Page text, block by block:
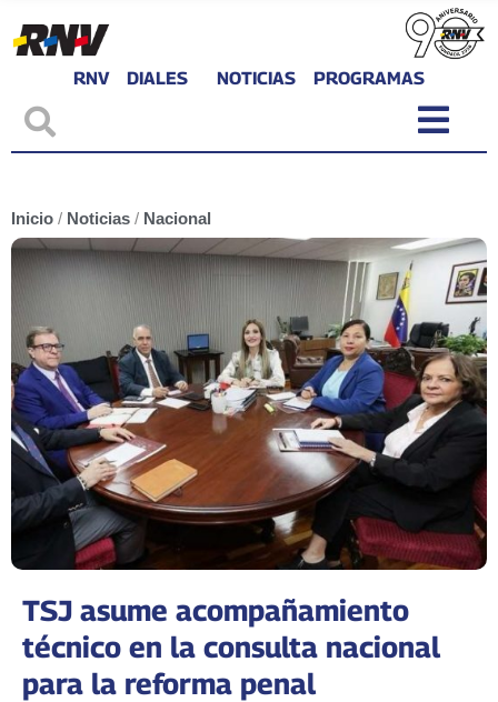
RNV DIALES NOTICIAS PROGRAMAS
Inicio / Noticias / Nacional
TSJ asume acompañamiento
técnico en la consulta nacional
para la reforma penal